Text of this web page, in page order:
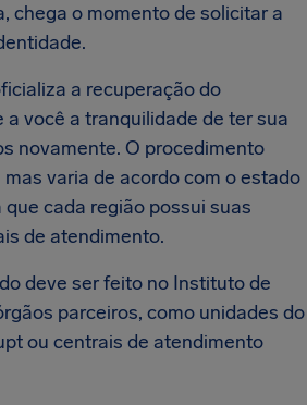
chega o momento de solicitar a
a recuperação do
você a tranquilidade de ter sua
novamente. O procedimento
varia de acordo com o estado
cada região possui suas
de atendimento.
deve ser feito no Instituto de
parceiros, como unidades do
ou centrais de atendimento